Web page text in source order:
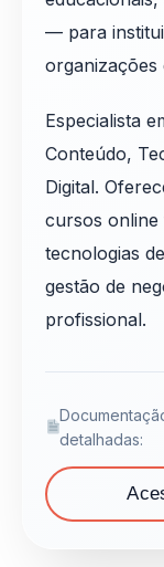
— para
organizações
Especialista
Conteúdo,
Digital.
cursos online
tecnologias
gestão de
profissional.
detalhadas: